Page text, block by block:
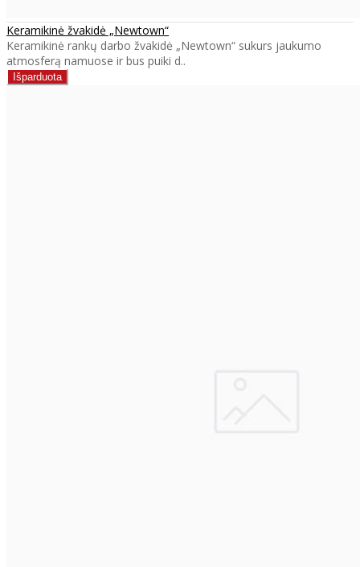
Keramikinė žvakidė „Newtown“
Keramikinė rankų darbo žvakidė „Newtown“ sukurs jaukumo
atmosferą namuose ir bus puiki d..